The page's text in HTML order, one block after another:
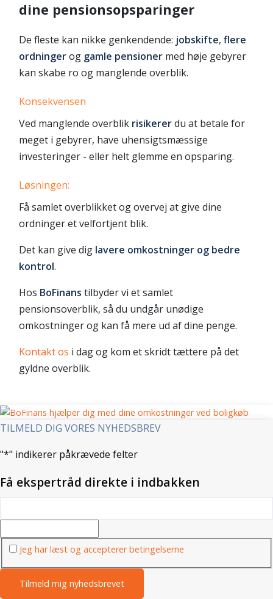
dine pensionsopsparinger
De fleste kan nikke genkendende: jobskifte, flere
ordningerog gamle pensioner med høje gebyrer
kan skabe ro og manglende overblik.
Konsekvensen
Ved manglende overblik risikererdu at betale for
meget i gebyrer, have uhensigtsmæssige
investeringer - eller helt glemme en opsparing.
Løsningen:
Få samlet overblikket og overvej at give dine
ordninger et velfortjent blik.
Det kan give dig lavere omkostninger og bedre
kontrol.
Hos BoFinans tilbyder vi et samlet
pensionsoverblik, så du undgår unødige
omkostninger og kan få mere ud af dine penge.
Kontakt os i dag og kom et skridt tættere på det
gyldne overblik.
TILMELD DIG VORES NYHEDSBREV
"*" indikerer påkrævede felter
Få ekspertråd direkte i indbakken
Jeg har læst og accepterer betingelserne